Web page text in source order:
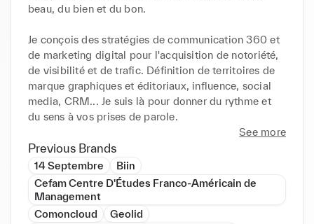
beau, du bien et du bon.
Je conçois des stratégies de communication 360 et
de marketing digital pour l'acquisition de notoriété,
de visibilité et de trafic. Définition de territoires de
marque graphiques et éditoriaux, influence, social
media, CRM... Je suis là pour donner du rythme et
See more
Previous Brands
14 Septembre
Biin
Cefam Centre D'Études Franco-Américain de
Management
Comoncloud
Geolid